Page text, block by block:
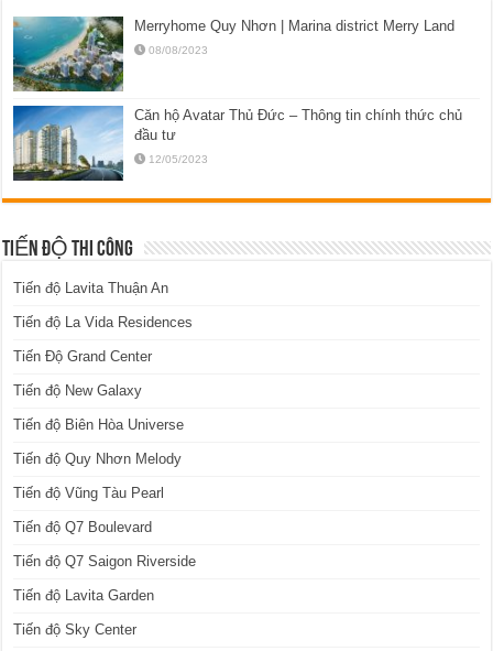
Merryhome Quy Nhơn | Marina district Merry Land
08/08/2023
Căn hộ Avatar Thủ Đức – Thông tin chính thức chủ
đầu tư
12/05/2023
TIẾN ĐỘ THI CÔNG
Tiến độ Lavita Thuận An
Tiến độ La Vida Residences
Tiến Độ Grand Center
Tiến độ New Galaxy
Tiến độ Biên Hòa Universe
Tiến độ Quy Nhơn Melody
Tiến độ Vũng Tàu Pearl
Tiến độ Q7 Boulevard
Tiến độ Q7 Saigon Riverside
Tiến độ Lavita Garden
Tiến độ Sky Center